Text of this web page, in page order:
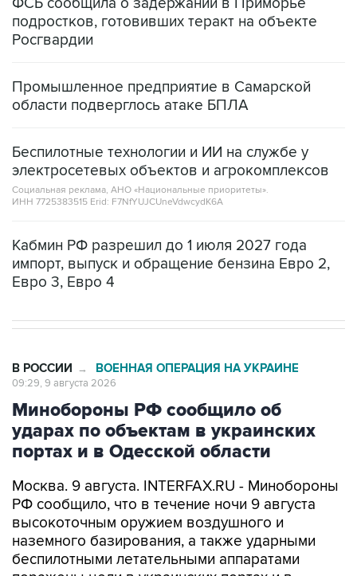
подростков, готовивших теракт на объекте
Росгвардии
Промышленное предприятие в Самарской
области подверглось атаке БПЛА
Беспилотные технологии и ИИ на службе у
электросетевых объектов и агрокомплексов
Социальная реклама, АНО «Национальные приоритеты».
ИНН 7725383515 Erid: F7NfYUJCUneVdwcydK6A
Кабмин РФ разрешил до 1 июля 2027 года
импорт, выпуск и обращение бензина Евро 2,
Евро 3, Евро 4
В РОССИИ → ВОЕННАЯ ОПЕРАЦИЯ НА УКРАИНЕ
09:29, 9 августа 2026
Минобороны РФ сообщило об
ударах по объектам в украинских
портах и в Одесской области
Москва. 9 августа. INTERFAX.RU - Минобороны
РФ сообщило, что в течение ночи 9 августа
высокоточным оружием воздушного и
наземного базирования, а также ударными
беспилотными летательными аппаратами